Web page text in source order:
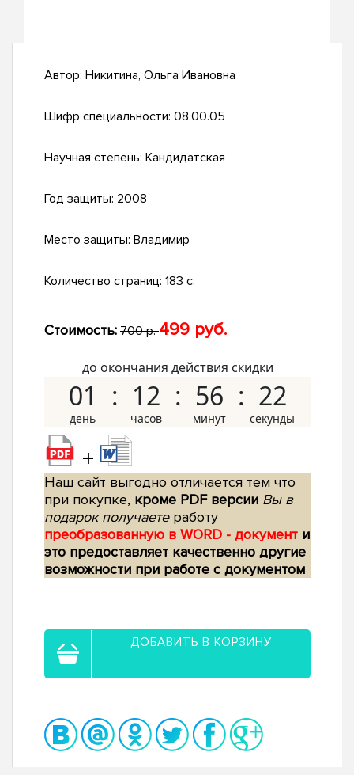
Автор: Никитина, Ольга Ивановна
Шифр специальности: 08.00.05
Научная степень: Кандидатская
Год защиты: 2008
Место защиты: Владимир
Количество страниц: 183 с.
Стоимость: 700 р.499 руб.
до окончания действия скидки
01 12 56 21
+
Наш сайт выгодно отличается тем что
при покупке, кроме PDF версии Вы в
подарок получаетеработу
преобразованную в WORD - документ и
это предоставляет качественно другие
возможности при работе с документом
ДОБАВИТЬ В КОРЗИНУ